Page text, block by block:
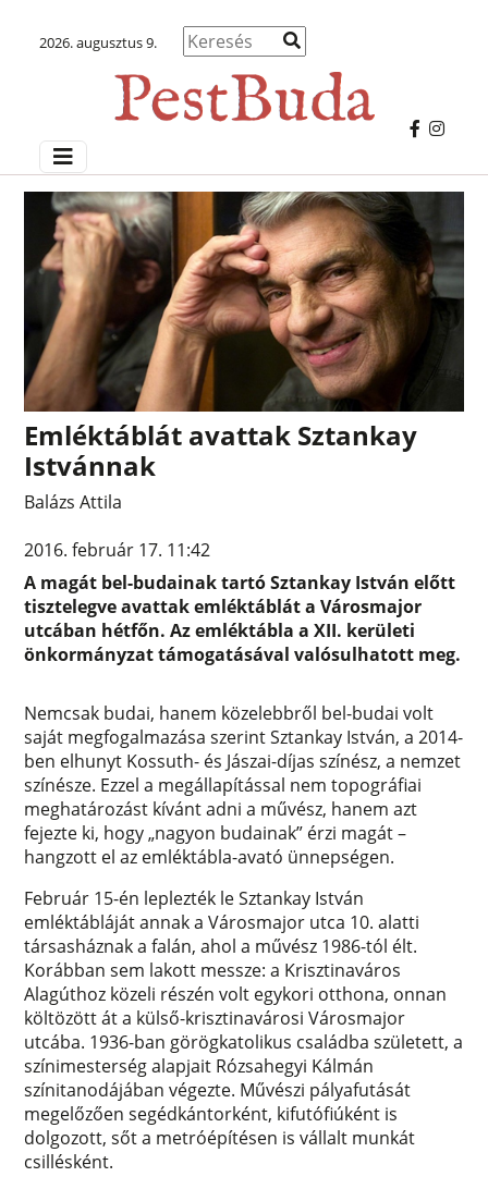
2026. augusztus 9.
Emléktáblát avattak Sztankay
Istvánnak
Balázs Attila
2016. február 17. 11:42
A magát bel-budainak tartó Sztankay István előtt
tisztelegve avattak emléktáblát a Városmajor
utcában hétfőn. Az emléktábla a XII. kerületi
önkormányzat támogatásával valósulhatott meg.
Nemcsak budai, hanem közelebbről bel-budai volt
saját megfogalmazása szerint Sztankay István, a 2014-
ben elhunyt Kossuth- és Jászai-díjas színész, a nemzet
színésze. Ezzel a megállapítással nem topográfiai
meghatározást kívánt adni a művész, hanem azt
fejezte ki, hogy „nagyon budainak” érzi magát –
hangzott el az emléktábla-avató ünnepségen.
Február 15-én leplezték le Sztankay István
emléktábláját annak a Városmajor utca 10. alatti
társasháznak a falán, ahol a művész 1986-tól élt.
Korábban sem lakott messze: a Krisztinaváros
Alagúthoz közeli részén volt egykori otthona, onnan
költözött át a külső-krisztinavárosi Városmajor
utcába. 1936-ban görögkatolikus családba született, a
színimesterség alapjait Rózsahegyi Kálmán
színitanodájában végezte. Művészi pályafutását
megelőzően segédkántorként, kifutófiúként is
dolgozott, sőt a metróépítésen is vállalt munkát
csillésként.